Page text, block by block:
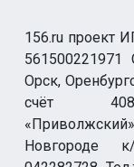
156.ru проект
Орск,
счёт
Новгороде